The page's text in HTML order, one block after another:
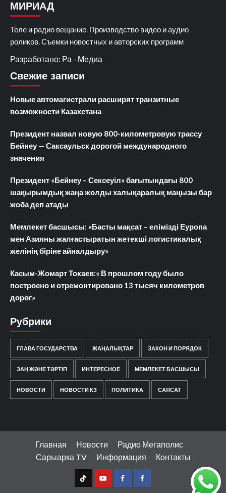
МИРИАД
Теле и радио вещание. Производство видео и аудио
роликов. Съемки новостных и авторских программ
Разработано: Ра - Медиа
Свежие записи
Новые автомагистрали расширят транзитные
возможности Казахстана
Президент назвал новую 800-километровую трассу
Бейнеу — Саксаульск дорогой международного
значения
Президент «Бейнеу – Сексеуіл» бағытындағы 800
шақырымдық жаңа жолды халықаралық маңызы бар
жоба деп атады
Мемлекет басшысы: «Басты мақсат – елімізді Еуропа
мен Азияны жалғастыратын жетекші логистикалық
желінің біріне айналдыру»
Касым-Жомарт Токаев:« В прошлом году было
построено и отремонтировано 13 тысяч километров
дорог»
Рубрики
ГЛАВА ГОСУДАРСТВА ЖАҢАЛЫҚТАР ЗАКОН И ПОРЯДОК
ЗАҢ ЖӘНЕ ТӘРТІП ИНТЕРЕСНОЕ МЕМЛЕКЕТ БАСШЫСЫ
НОВОСТИ НОВОСТИ КЗ ПОЛИТИКА САЯСАТ
Главная Новости
Радио Мегаполис
Сарыарка TV
Информация Контакты
TT Youtube
FB1 FB2